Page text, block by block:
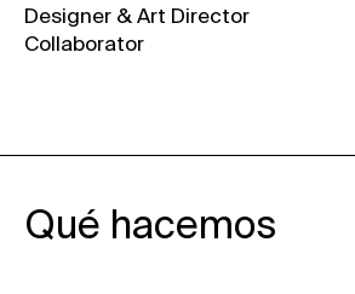
Designer & Art Director
Collaborator
Qué hacemos